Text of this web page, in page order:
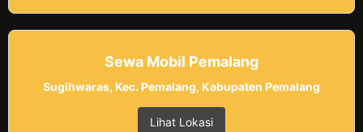
Sewa Mobil Pemalang
Sugihwaras, Kec. Pemalang, Kabupaten Pemalang
Lihat Lokasi